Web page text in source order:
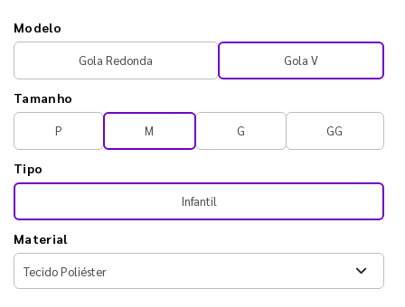
Modelo
Gola Redonda Gola V
Tamanho
P M G GG
Tipo
Infantil
Material